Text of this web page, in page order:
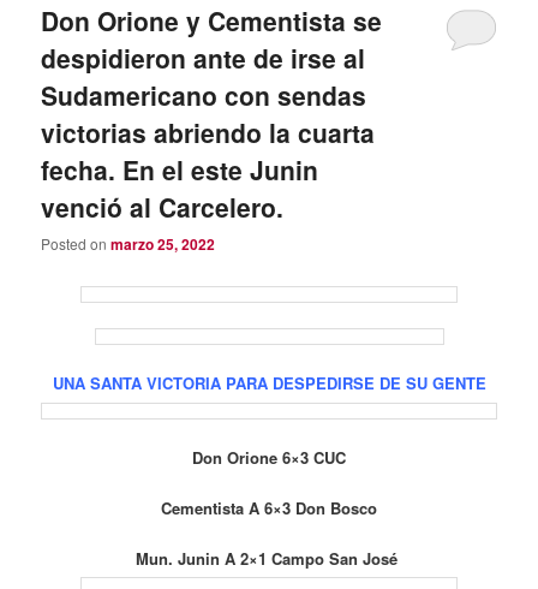
Don Orione y Cementista se
despidieron ante de irse al
Sudamericano con sendas
victorias abriendo la cuarta
fecha. En el este Junin
venció al Carcelero.
Posted onmarzo 25, 2022
UNA SANTA VICTORIA PARA DESPEDIRSE DE SU GENTE
Don Orione 6×3 CUC
Cementista A 6×3 Don Bosco
Mun. Junin A 2×1 Campo San José